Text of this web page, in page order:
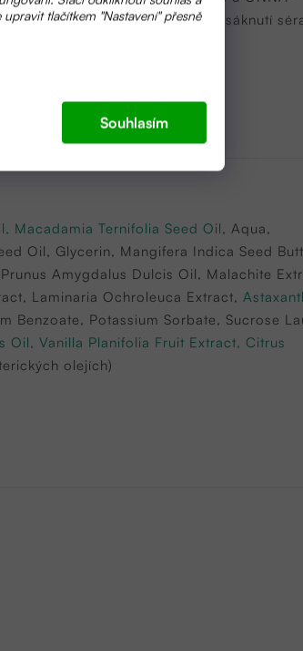
tlačítkem "Nastavení" přesně
Souhlasím
prstvou vaší denní rutiny - po vsáknutí
, Macadamia Ternifolia Seed Oil, Aqua,
Oil, Glycerin, Mangifera Indica Seed
Amygdalus Dulcis Oil, Malachite
Laminaria Ochroleuca Extract,
Benzoate, Potassium Sorbate, Sucrose
Oil, Vanilla Planifolia Fruit Extract, Citrus
olejích)